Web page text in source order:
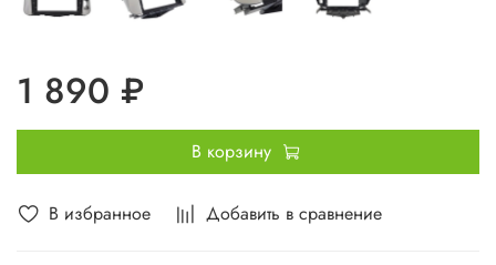
В избранное Добавить в сравнение
1 890 ₽
В корзину